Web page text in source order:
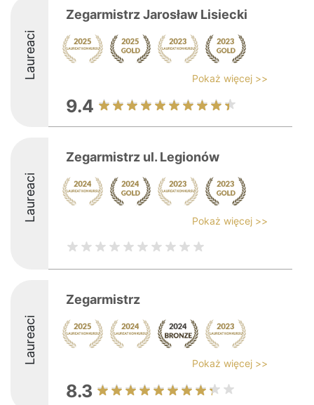
Laureaci
Zegarmistrz Jarosław Lisiecki
Pokaż więcej >>
9.4
Laureaci
Zegarmistrz ul. Legionów
Pokaż więcej >>
Laureaci
Zegarmistrz
Pokaż więcej >>
8.3